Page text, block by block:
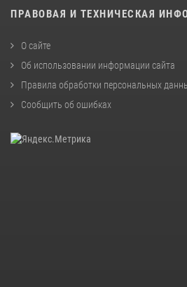
ПРАВОВАЯ И ТЕХНИЧЕСКАЯ
О сайте
Об использовании информации сайта
Правила обработки персональных
Сообщить об ошибках